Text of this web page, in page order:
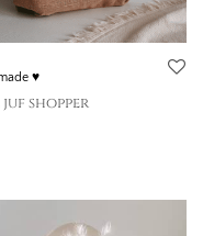
♥
shopper